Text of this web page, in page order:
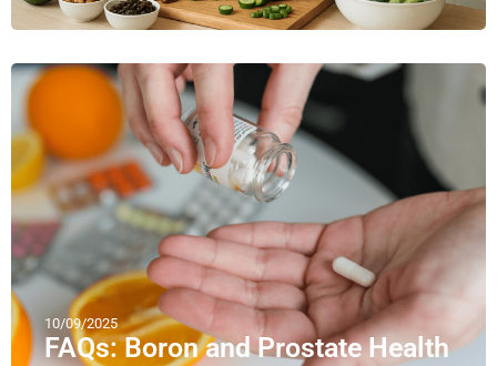
10/09/2025
FAQs: Boron and Prostate Health